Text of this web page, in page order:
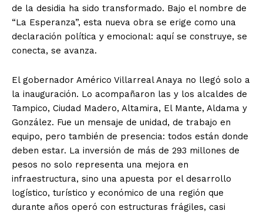
de la desidia ha sido transformado. Bajo el nombre de
“La Esperanza”, esta nueva obra se erige como una
declaración política y emocional: aquí se construye, se
conecta, se avanza.
El gobernador Américo Villarreal Anaya no llegó solo a
la inauguración. Lo acompañaron las y los alcaldes de
Tampico, Ciudad Madero, Altamira, El Mante, Aldama y
González. Fue un mensaje de unidad, de trabajo en
equipo, pero también de presencia: todos están donde
deben estar. La inversión de más de 293 millones de
pesos no solo representa una mejora en
infraestructura, sino una apuesta por el desarrollo
logístico, turístico y económico de una región que
durante años operó con estructuras frágiles, casi